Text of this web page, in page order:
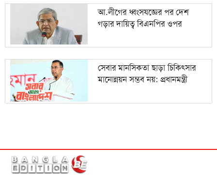
আ.লীগের ধ্বংসযজ্ঞের পর দেশ
গড়ার দায়িত্ব বিএনপির ওপর
সেবার মানসিকতা ছাড়া চিকিৎসার
মানোন্নয়ন সম্ভব নয়: প্রধানমন্ত্রী